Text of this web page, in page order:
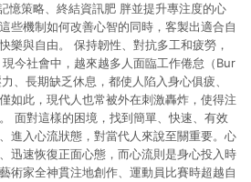
憶策略、終結資訊肥 胖並提升專注度的心
些機制如何改善心智的同時，客製出適合自
樂與自由。 保持韌性、對抗多工和疲勞，
今社會中，越來越多人面臨工作倦怠（Bur
、長期缺乏休息，都使人陷入身心俱疲、
如此，現代人也常被外在刺激轟炸，使得注
面對這樣的困境，找到簡單、快速、有效
進入心流狀態，對當代人來說至關重要。心
迅速恢復正面心態，而心流則是身心投入時
術家全神貫注地創作、運動員比賽時超越自